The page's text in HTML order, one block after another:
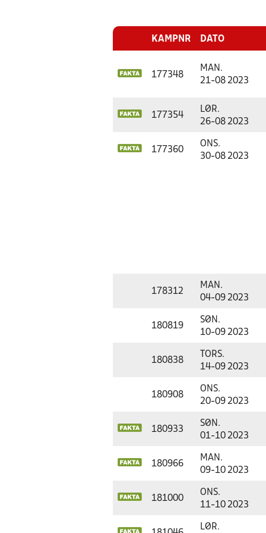
KAMPNR DATO
177348
MAN.
21-08 2023
177354
LØR.
26-08 2023
177360
ONS.
30-08 2023
178312
MAN.
04-09 2023
180819
SØN.
10-09 2023
180838
TORS.
14-09 2023
180908
ONS.
20-09 2023
180933
SØN.
01-10 2023
180966
MAN.
09-10 2023
181000
ONS.
11-10 2023
LØR.